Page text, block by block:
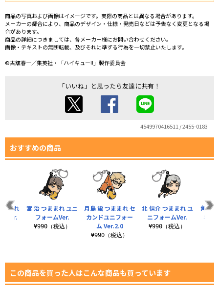
商品の写真および画像はイメージです。実際の商品とは異なる場合があります。
メーカーの都合により、商品のデザイン・仕様・発売日などは予告なく変更となる場
合があります。
商品の詳細につきましては、各メーカー様にお問い合わせください。
画像・テキストの無断転載、及びそれに準ずる行為を一切禁止いたします。
©古舘春一／集英社・「ハイキュー!!」製作委員会
「いいね」と思ったら友達に共有！
4549970416511 / 2455-0183
おすすめの商品
月島 蛍 つままれ セ
カンドユニフォー
ム Ver.2.0
¥990（税込）
北 信介 つままれ ユ
ニフォームVer.
¥990（税込）
角名
れ ユ
まれ
Ver.
宮 治 つままれ ユニ
フォームVer.
¥990（税込）
この商品を買った人はこんな商品も買っています